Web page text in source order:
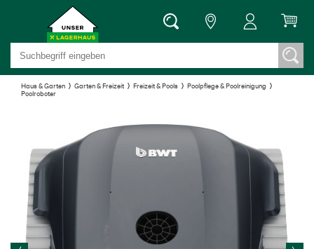
Haus & Garten Garten & Freizeit Freizeit & Pools
Poolpflege & Poolreinigung
Poolroboter